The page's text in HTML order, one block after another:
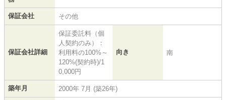
保証会社 その他
保証会社詳細
保証委託料（個
人契約のみ）：
利用料の100%～
120%(契約時)/1
0,000円
向き 南
築年月 2000年 7月 (築26年)